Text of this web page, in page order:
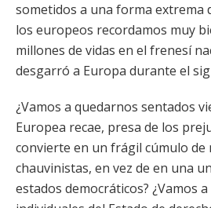
sometidos a una forma extrema
los europeos recordamos muy
millones de vidas en el frenesí
desgarró a Europa durante el
¿Vamos a quedarnos sentados
Europea recae, presa de los
convierte en un frágil cúmulo de
chauvinistas, en vez de en una
estados democráticos? ¿Vamos